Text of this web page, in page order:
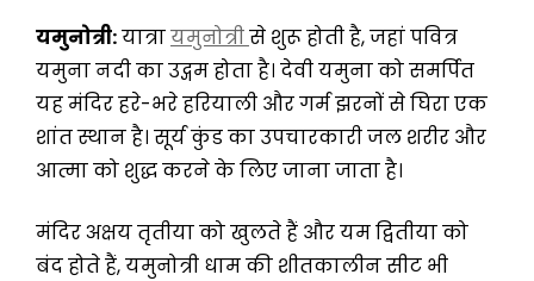
यमुनोत्री:यात्रायमुनोत्रीसे शुरू होती है, जहां पवित्र
यमुना नदी का उद्गम होता है। देवी यमुना को समर्पित
यह मंदिर हरे-भरे हरियाली और गर्म झरनों से घिरा एक
शांत स्थान है। सूर्य कुंड का उपचारकारी जल शरीर और
आत्मा को शुद्ध करने के लिए जाना जाता है।
मंदिर अक्षय तृतीया को खुलते हैं और यम द्वितीया को
बंद होते हैं, यमुनोत्री धाम की शीतकालीन सीट भी